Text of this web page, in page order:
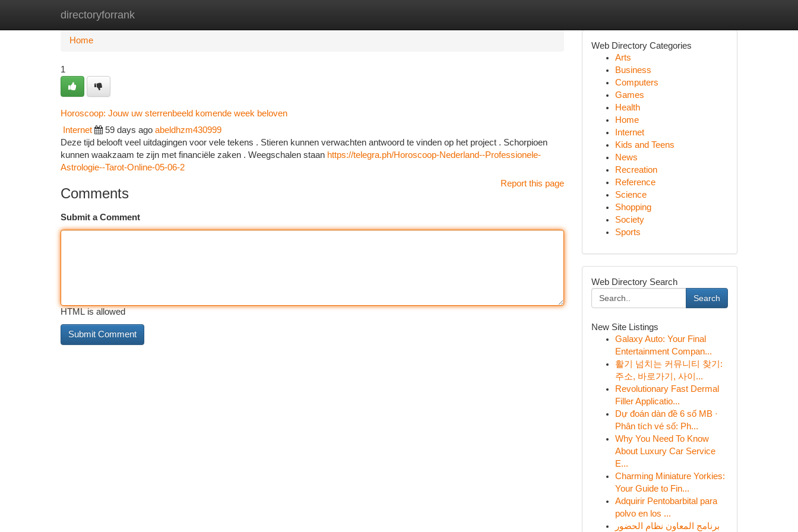
directoryforrank
Home New Site Listings
Home
1
Horoscoop: Jouw uw sterrenbeeld komende week beloven
Internet 59 days ago abeldhzm430999
Deze tijd belooft veel uitdagingen voor vele tekens . Stieren kunnen verwachten antwoord te vinden op het project . Schorpioen
kunnen waakzaam te zijn met financiële zaken . Weegschalen staan https://telegra.ph/Horoscoop-Nederland--Professionele-
Astrologie--Tarot-Online-05-06-2
Report this page
Comments
Submit a Comment
HTML is allowed
Web Directory Categories
Arts
Business
Computers
Games
Health
Home
Internet
Kids and Teens
News
Recreation
Reference
Science
Shopping
Society
Sports
Web Directory Search
Search
New Site Listings
Galaxy Auto: Your Final
Entertainment Compan...
활기 넘치는 커뮤니티 찾기:
주소, 바로가기, 사이...
Revolutionary Fast Dermal
Filler Applicatio...
Dự đoán dàn đề 6 số MB ·
Phân tích vé số: Ph...
Why You Need To Know
About Luxury Car Service
E...
Charming Miniature Yorkies:
Your Guide to Fin...
Adquirir Pentobarbital para
polvo en los ...
برنامج المعاون نظام الحضور